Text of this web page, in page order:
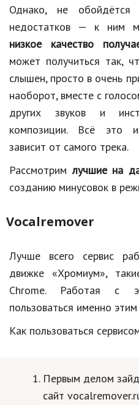
Однако, не
недостатков — к ним
низкое качество
может получиться так,
слышен, просто в очень
наоборот, вместе с
других звуков и
композиции. Всё это
зависит от самого трека.
Рассмотримлучшие на
созданию минусовок в
Vocalremover
Лучше всего сервис
движке «Хромиум»,
Chrome. Работая с
пользоваться именно
Как пользоваться
Первым делом
сайт